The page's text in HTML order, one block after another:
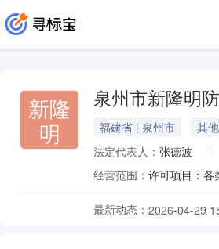
新隆
明
泉州市新隆明
福建省 | 泉州市 其
法定代表人： 张德波
经营范围：
最新动态： 2026-04-29